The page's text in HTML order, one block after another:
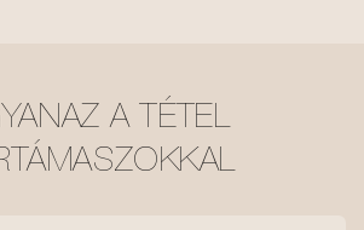
A TÉTEL